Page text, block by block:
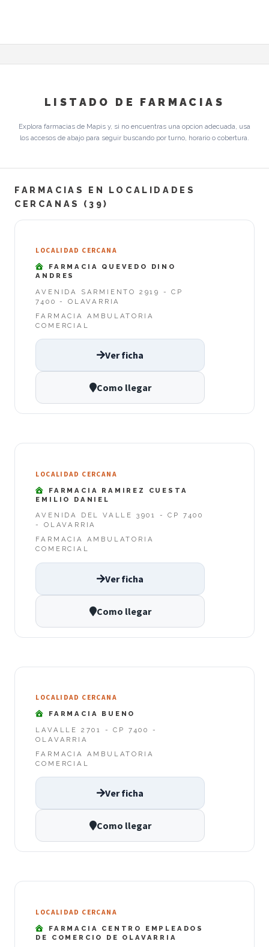
LISTADO DE FARMACIAS
Explora farmacias de Mapis y, si no encuentras una opcion adecuada, usa
los accesos de abajo para seguir buscando por turno, horario o cobertura.
FARMACIAS EN LOCALIDADES
CERCANAS (39)
LOCALIDAD CERCANA
FARMACIA QUEVEDO DINO
ANDRES
AVENIDA SARMIENTO 2919 - CP
7400 - OLAVARRIA
FARMACIA AMBULATORIA
COMERCIAL
Ver ficha
Como llegar
LOCALIDAD CERCANA
FARMACIA RAMIREZ CUESTA
EMILIO DANIEL
AVENIDA DEL VALLE 3901 - CP 7400
- OLAVARRIA
FARMACIA AMBULATORIA
COMERCIAL
Ver ficha
Como llegar
LOCALIDAD CERCANA
FARMACIA BUENO
LAVALLE 2701 - CP 7400 -
OLAVARRIA
FARMACIA AMBULATORIA
COMERCIAL
Ver ficha
Como llegar
LOCALIDAD CERCANA
FARMACIA CENTRO EMPLEADOS
DE COMERCIO DE OLAVARRIA